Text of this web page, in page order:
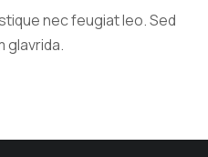
nec feugiat leo. Sed
glavrida.